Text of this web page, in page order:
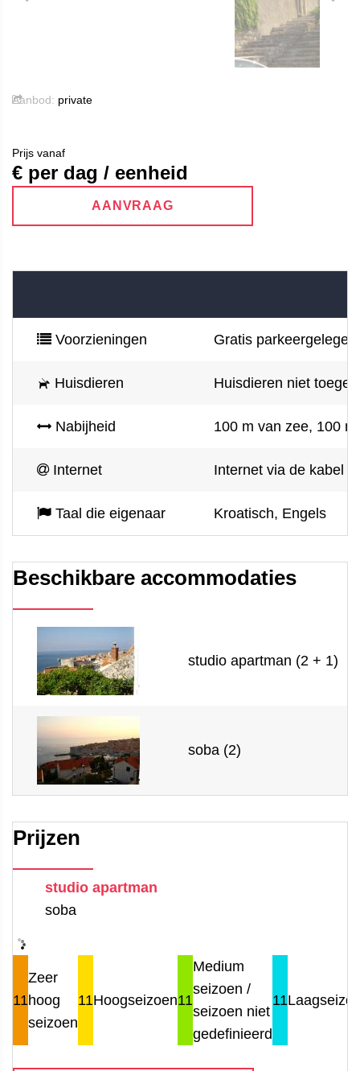
Aanbod: private
Prijs vanaf
€ per dag / eenheid
AANVRAAG
Voorzieningen Gratis
Huisdieren Huisdieren niet
Nabijheid 100 m van zee, 100
Internet Internet via de kabel
Taal die eigenaar Kroatisch, Engels
Beschikbare accommodaties
studio apartman (2 + 1)
soba (2)
Prijzen
studio apartman
soba
11
Zeer
hoog
seizoen
11Hoogseizoen11
Medium
seizoen /
seizoen niet
gedefinieerd
11